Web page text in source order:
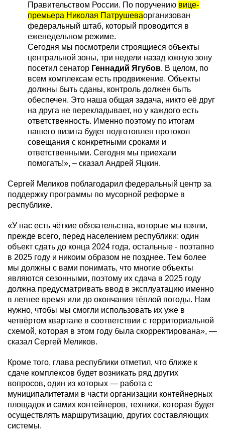
Правительством России. По поручению вице-
премьера Николая Патрушеваорганизован
федеральный штаб, который проводится в
еженедельном режиме.
Сегодня мы посмотрели строящиеся объекты
центральной зоны, три недели назад южную зону
посетил сенатор Геннадий Ягубов. В целом, по
всем комплексам есть продвижение. Объекты
должны быть сданы, контроль должен быть
обеспечен. Это наша общая задача, никто её друг
на друга не перекладывает, но у каждого есть
ответственность. Именно поэтому по итогам
нашего визита будет подготовлен протокол
совещания с конкретными сроками и
ответственными. Сегодня мы приехали
помогать!», – сказал Андрей Яцкин.
Сергей Меликов поблагодарил федеральный центр за
поддержку программы по мусорной реформе в
республике.
«У нас есть чёткие обязательства, которые мы взяли,
прежде всего, перед населением республики: один
объект сдать до конца 2024 года, остальные - поэтапно
в 2025 году и никоим образом не позднее. Тем более
мы должны с вами понимать, что многие объекты
являются сезонными, поэтому их сдача в 2025 году
должна предусматривать ввод в эксплуатацию именно
в летнее время или до окончания тёплой погоды. Нам
нужно, чтобы мы смогли использовать их уже в
четвёртом квартале в соответствии с территориальной
схемой, которая в этом году была скорректирована», —
сказал Сергей Меликов.
Кроме того, глава республики отметил, что ближе к
сдаче комплексов будет возникать ряд других
вопросов, один из которых — работа с
муниципалитетами в части организации контейнерных
площадок и самих контейнеров, техники, которая будет
осуществлять маршрутизацию, других составляющих
системы.